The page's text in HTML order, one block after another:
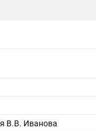
В.В. Иванова